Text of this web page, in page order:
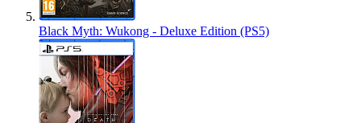
Black Myth: Wukong - Deluxe Edition (PS5)